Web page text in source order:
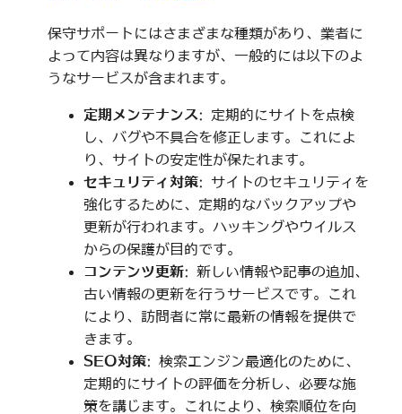
保守サポートにはさまざまな種類があり、業者に
よって内容は異なりますが、一般的には以下のよ
うなサービスが含まれます。
定期メンテナンス: 定期的にサイトを点検
し、バグや不具合を修正します。これによ
り、サイトの安定性が保たれます。
セキュリティ対策: サイトのセキュリティを
強化するために、定期的なバックアップや
更新が行われます。ハッキングやウイルス
からの保護が目的です。
コンテンツ更新: 新しい情報や記事の追加、
古い情報の更新を行うサービスです。これ
により、訪問者に常に最新の情報を提供で
きます。
SEO対策: 検索エンジン最適化のために、
定期的にサイトの評価を分析し、必要な施
策を講じます。これにより、検索順位を向